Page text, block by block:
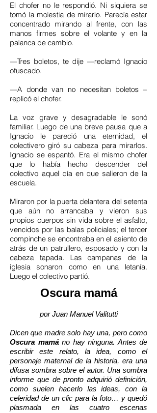
El chofer no le respondió. Ni siquiera se
tomó la molestia de mirarlo. Parecía estar
concentrado mirando al frente, con las
manos firmes sobre el volante y en la
palanca de cambio.
—Tres boletos, te dije —reclamó Ignacio
ofuscado.
—A donde van no necesitan boletos –
replicó el chofer.
La voz grave y desagradable le sonó
familiar. Luego de una breve pausa que a
Ignacio le pareció una eternidad, el
colectivero giró su cabeza para mirarlos.
Ignacio se espantó. Era el mismo chofer
que lo había hecho descender del
colectivo aquel día en que salieron de la
escuela.
Miraron por la puerta delantera del setenta
que aún no arrancaba y vieron sus
propios cuerpos sin vida sobre el asfalto,
vencidos por las balas policiales; el tercer
compinche se encontraba en el asiento de
atrás de un patrullero, esposado y con la
cabeza tapada. Las campanas de la
iglesia sonaron como en una letanía.
Luego el colectivo partió.
Oscura mamá
por Juan Manuel Valitutti
Dicen que madre solo hay una, pero como
Oscura mamáno hay ninguna. Antes de
escribir este relato, la idea, como el
personaje maternal de la historia, era una
difusa sombra sobre el autor. Una sombra
informe que de pronto adquirió definición,
como suelen hacerlo las ideas, con la
celeridad de un clic para la foto… y quedó
plasmada en las cuatro escenas